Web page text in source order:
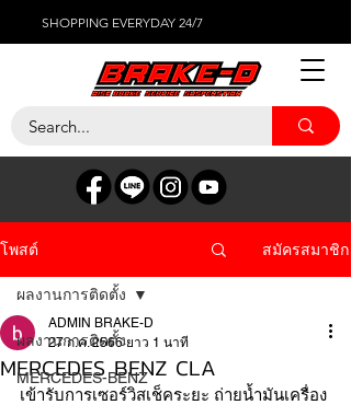
SHOPPING EVERYDAY 24/7
โพสต์ สมัครสมาชิก
ผลงานการติดตั้ง
MERCEDES-BENZ
ผลงานการติดตั้ง
MERCEDES BENZ CLA
ADMIN BRAKE-D
27 ก.ค. 2566 ยาว 1 นาที
เข้ารับการเซอร์วิสเช็คระยะ ถ่ายน้ำมันเครื่อง